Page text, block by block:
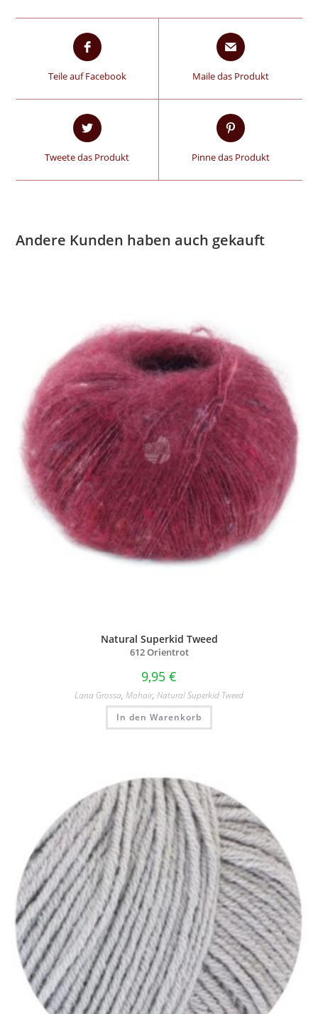
Teile auf Facebook Maile das Produkt
Tweete das Produkt Pinne das Produkt
Andere Kunden haben auch gekauft
Natural Superkid Tweed
612 Orientrot
9,95 €
Lana Grossa, Mohair, Natural Superkid Tweed
In den Warenkorb